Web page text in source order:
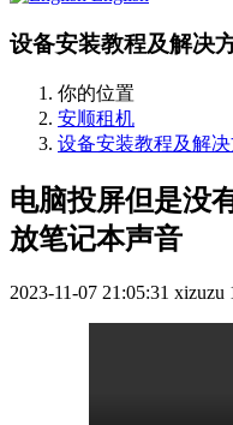
设备安装教程及解决
你的位置
安顺租机
设备安装教程及解
电脑投屏但是没
放笔记本声音
2023-11-07 21:05:31 xizuzu